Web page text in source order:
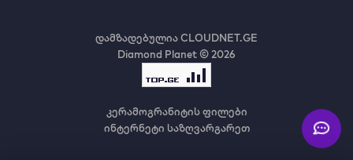
დამზადებულიაCLOUDNET.GE
Diamond Planet © 2026
კერამოგრანიტის ფილები
ინტერნეტი საზღვარგარეთ